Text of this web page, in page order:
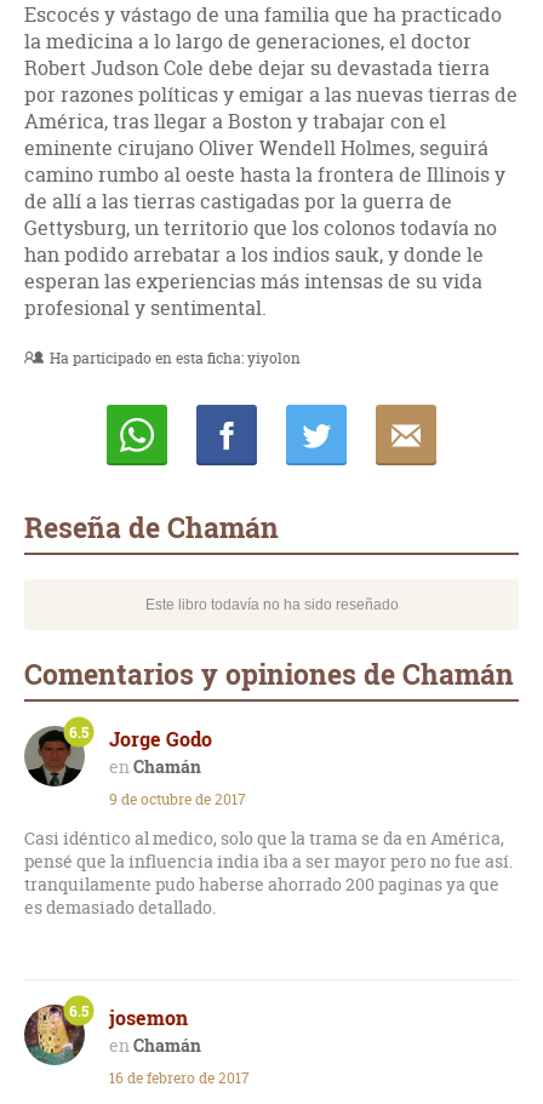
Escocés y vástago de una familia que ha practicado
la medicina a lo largo de generaciones, el doctor
Robert Judson Cole debe dejar su devastada tierra
por razones políticas y emigar a las nuevas tierras de
América, tras llegar a Boston y trabajar con el
eminente cirujano Oliver Wendell Holmes, seguirá
camino rumbo al oeste hasta la frontera de Illinois y
de allí a las tierras castigadas por la guerra de
Gettysburg, un territorio que los colonos todavía no
han podido arrebatar a los indios sauk, y donde le
esperan las experiencias más intensas de su vida
profesional y sentimental.
Ha participado en esta ficha:yiyolon
Reseña de Chamán
Este libro todavía no ha sido reseñado
Comentarios y opiniones de Chamán
Jorge Godo
Chamán
6.5
9 de octubre de 2017
Casi idéntico al medico, solo que la trama se da en América,
pensé que la influencia india iba a ser mayor pero no fue así.
tranquilamente pudo haberse ahorrado 200 paginas ya que
es demasiado detallado.
josemon
Chamán
6.5
16 de febrero de 2017